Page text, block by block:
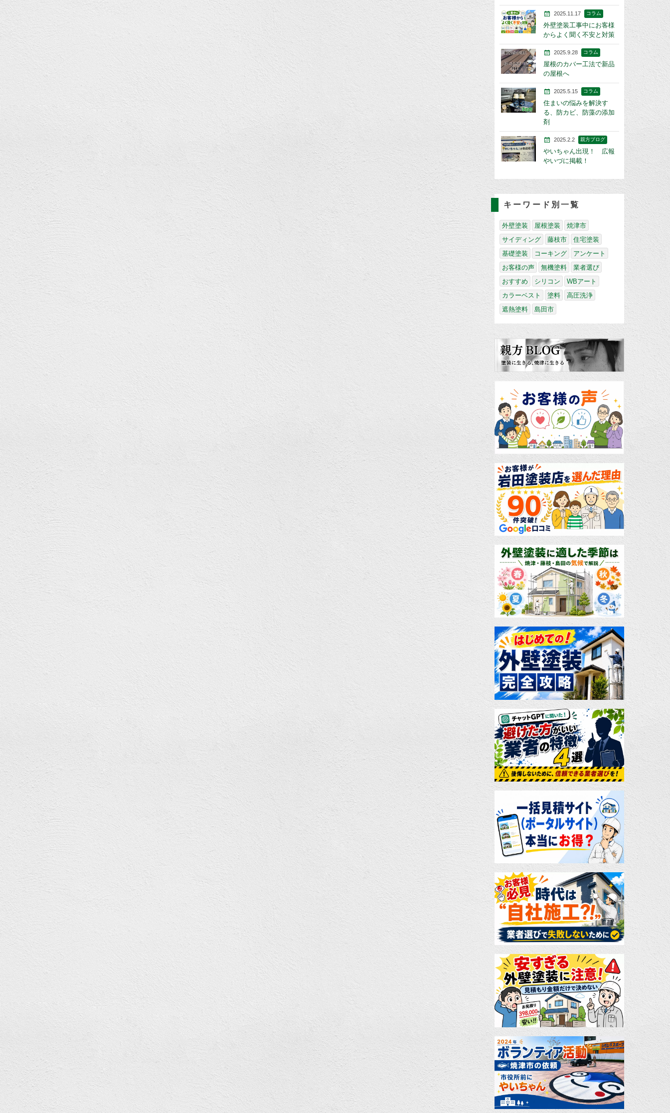
2025.11.17 コラム
外壁塗装工事中にお客様
からよく聞く不安と対策
2025.9.28 コラム
屋根のカバー工法で新品
の屋根へ
2025.5.15 コラム
住まいの悩みを解決す
る、防カビ、防藻の添加
剤
2025.2.2 親方ブログ
やいちゃん出現！ 広報
やいづに掲載！
キーワード別一覧
外壁塗装 屋根塗装
焼津市
サイディング
藤枝市
住宅塗装
基礎塗装
コーキング
アンケート
お客様の声
無機塗料
業者選び
おすすめ
シリコン
WBアート
カラーベスト
塗料
高圧洗浄
遮熱塗料
島田市